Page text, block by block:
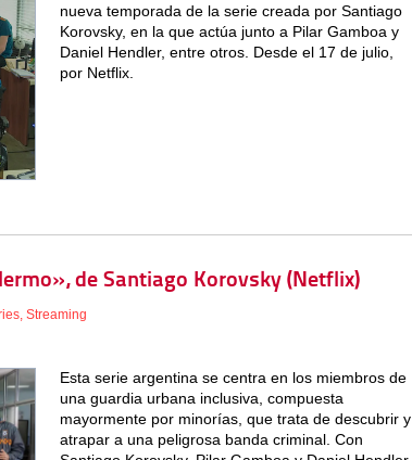
nueva temporada de la serie creada por Santiago
Korovsky, en la que actúa junto a Pilar Gamboa y
Daniel Hendler, entre otros. Desde el 17 de julio,
por Netflix.
de Santiago Korovsky (Netflix)
Streaming
Esta serie argentina se centra en los miembros de
una guardia urbana inclusiva, compuesta
mayormente por minorías, que trata de descubrir y
atrapar a una peligrosa banda criminal. Con